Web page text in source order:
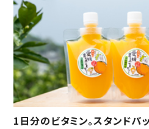
1日分のビタミン。スタンドパ